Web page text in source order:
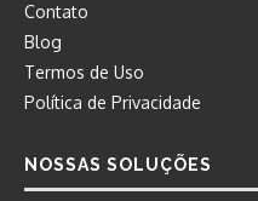
Contato
Blog
Termos de Uso
Política de Privacidade
NOSSAS SOLUÇÕES